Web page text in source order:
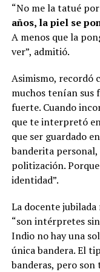
“No me la tatué
años, la piel se
A menos que la
ver”, admitió.
Asimismo, recordó
muchos tenían sus
fuerte. Cuando
que te interpretó
que ser guardado
banderita
politización.
identidad”.
La docente
“son intérpretes
Indio no hay una
única bandera. El
banderas, pero son